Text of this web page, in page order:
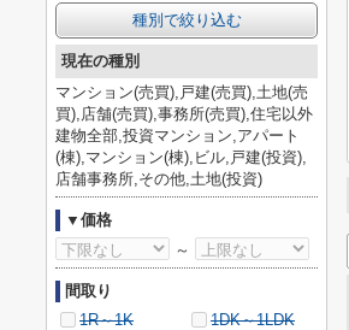
種別で絞り込む
現在の種別
マンション(売買),戸建(売買),土地(売
買),店舗(売買),事務所(売買),住宅以外
建物全部,投資マンション,アパート
(棟),マンション(棟),ビル,戸建(投資),
店舗事務所,その他,土地(投資)
▼価格
～
間取り
1R～1K
1DK～1LDK